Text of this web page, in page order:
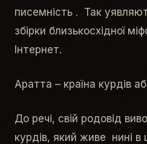
писемність . Так
збірки близькосхідної
Інтернет.
Аратта – країна курдів
До речі, свій родовід
курдів, який живе нині в